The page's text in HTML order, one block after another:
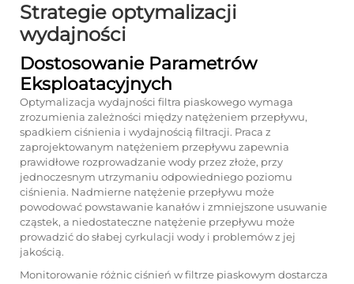
Strategie optymalizacji
wydajności
Dostosowanie Parametrów
Eksploatacyjnych
Optymalizacja wydajności filtra piaskowego wymaga
zrozumienia zależności między natężeniem przepływu,
spadkiem ciśnienia i wydajnością filtracji. Praca z
zaprojektowanym natężeniem przepływu zapewnia
prawidłowe rozprowadzanie wody przez złoże, przy
jednoczesnym utrzymaniu odpowiedniego poziomu
ciśnienia. Nadmierne natężenie przepływu może
powodować powstawanie kanałów i zmniejszone usuwanie
cząstek, a niedostateczne natężenie przepływu może
prowadzić do słabej cyrkulacji wody i problemów z jej
jakością.
Monitorowanie różnic ciśnień w filtrze piaskowym dostarcza